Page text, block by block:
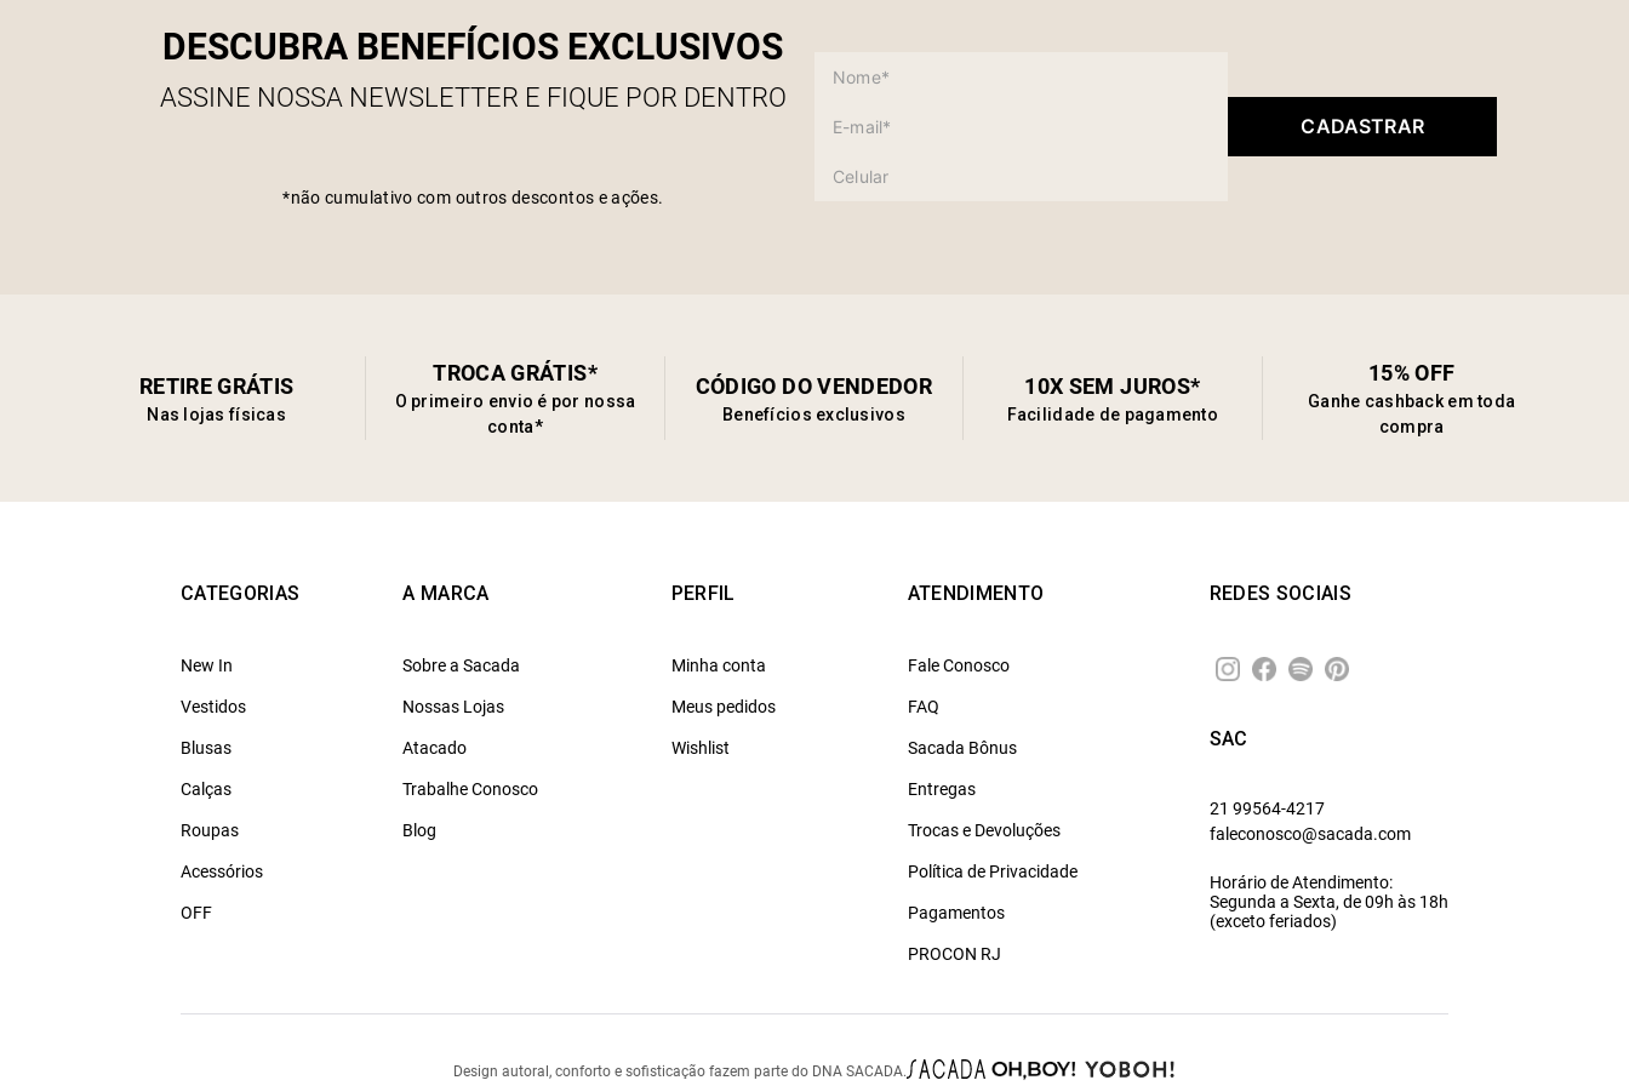
DESCUBRA BENEFÍCIOS EXCLUSIVOS
ASSINE NOSSA NEWSLETTER E FIQUE POR DENTRO
*não cumulativo com outros descontos e ações.
CADASTRAR
RETIRE GRÁTIS
Nas lojas físicas
TROCA GRÁTIS*
O primeiro envio é por nossa
conta*
CÓDIGO DO VENDEDOR
Benefícios exclusivos
10X SEM JUROS*
Facilidade de pagamento
15% OFF
Ganhe cashback em toda
compra
CATEGORIAS
New In
Vestidos
Blusas
Calças
Roupas
Acessórios
OFF
A MARCA
Sobre a Sacada
Nossas Lojas
Atacado
Trabalhe Conosco
Blog
PERFIL
Minha conta
Meus pedidos
Wishlist
ATENDIMENTO
Fale Conosco
FAQ
Sacada Bônus
Entregas
Trocas e Devoluções
Política de Privacidade
Pagamentos
PROCON RJ
REDES SOCIAIS
SAC
21 99564-4217
faleconosco@sacada.com
Horário de Atendimento:
Segunda a Sexta, de 09h às 18h
(exceto feriados)
Design autoral, conforto e sofisticação fazem parte do DNA SACADA.